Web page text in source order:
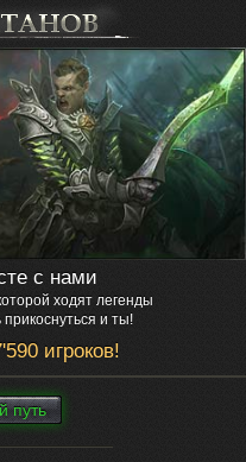
с нами
ходят легенды
и ты!
игроков!
путь